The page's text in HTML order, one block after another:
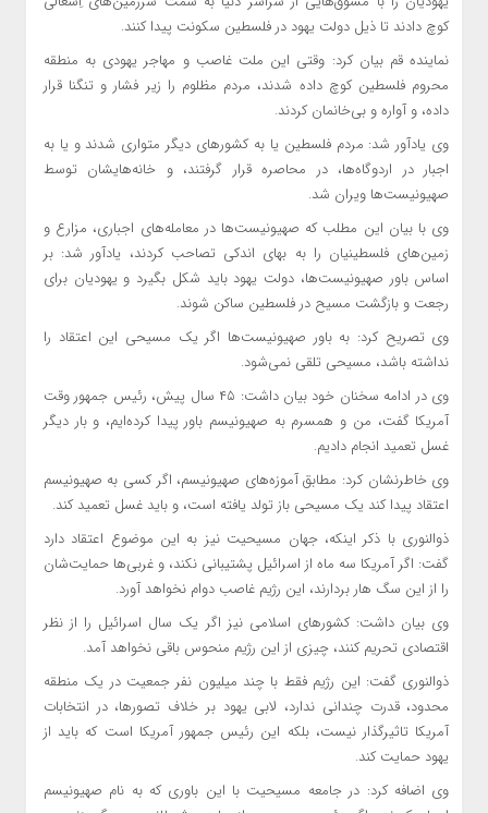
کوچ دادند تا ذیل دولت یهود در فلسطین سکونت پیدا کنند.
نماینده قم بیان کرد: وقتی این ملت غاصب و مهاجر یهودی به منطقه
محروم فلسطین کوچ داده شدند، مردم مظلوم را زیر فشار و تنگنا قرار
داده، و آواره و بی‌خانمان کردند.
وی یادآور شد: مردم فلسطین یا به کشورهای دیگر متواری شدند و یا به
اجبار در اردوگاه‌ها، در محاصره قرار گرفتند، و خانه‌هایشان توسط
صهیونیست‌ها ویران شد.
وی با بیان این مطلب که صهیونیست‌ها در معامله‌های اجباری، مزارع و
زمین‌های فلسطینیان را به بهای اندکی تصاحب کردند، یادآور شد: بر
اساس باور صهیونیست‌ها، دولت یهود باید شکل بگیرد و یهودیان برای
رجعت و بازگشت مسیح در فلسطین ساکن شوند.
وی تصریح کرد: به باور صهیونیست‌ها اگر یک مسیحی این اعتقاد را
نداشته باشد، مسیحی تلقی نمی‌شود.
وی در ادامه سخنان خود بیان داشت: ۴۵ سال پیش، رئیس جمهور وقت
آمریکا گفت، من و همسرم به صهیونیسم باور پیدا کرده‌ایم، و بار دیگر
غسل تعمید انجام دادیم.
وی خاطرنشان کرد: مطابق آموزه‌های صهیونیسم، اگر کسی به صهیونیسم
اعتقاد پیدا کند یک مسیحی باز تولد یافته است، و باید غسل تعمید کند.
ذوالنوری با ذکر اینکه، جهان مسیحیت نیز به این موضوع اعتقاد دارد
گفت: اگر آمریکا سه ماه از اسرائیل پشتیبانی نکند، و غربی‌ها حمایت‌شان
را از این سگ هار بردارند، این رژیم غاصب دوام نخواهد آورد.
وی بیان داشت: کشورهای اسلامی نیز اگر یک سال اسرائیل را از نظر
اقتصادی تحریم کنند، چیزی از این رژیم منحوس باقی نخواهد آمد.
ذوالنوری گفت: این رژیم فقط با چند میلیون نفر جمعیت در یک منطقه
محدود، قدرت چندانی ندارد، لابی یهود بر خلاف تصورها، در انتخابات
آمریکا تاثیرگذار نیست، بلکه این رئیس جمهور آمریکا است که باید از
یهود حمایت کند.
وی اضافه کرد: در جامعه مسیحیت با این باوری که به نام صهیونیسم